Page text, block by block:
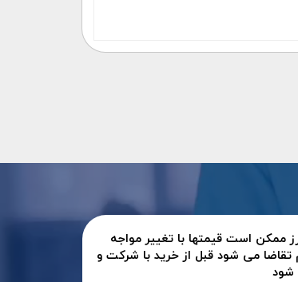
ممکن است قیمتها با تغییر مواجه
تقاضا می شود قبل از خرید با شرکت و
شود